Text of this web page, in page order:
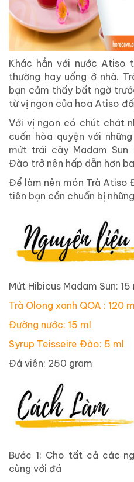
Khác hẳn với nước Atiso
thường hay uống ở nhà.
bạn cảm thấy bất ngờ
từ vị ngon của hoa Atiso
Với vị ngon có chút chát
cuốn hòa quyện với
mứt trái cây Madam
Đào trở nên hấp dẫn hơn
Để làm nên món Trà Atiso
tiên bạn cần chuẩn bị
Mứt Hibicus Madam Sun: 15
Trà Olong xanh QOA : 120 ml
Đường nước: 15 ml
Syrup Teisseire Đào: 5 ml
Đá viên: 250 gram
Bước 1: Cho tất cả các
cùng với đá